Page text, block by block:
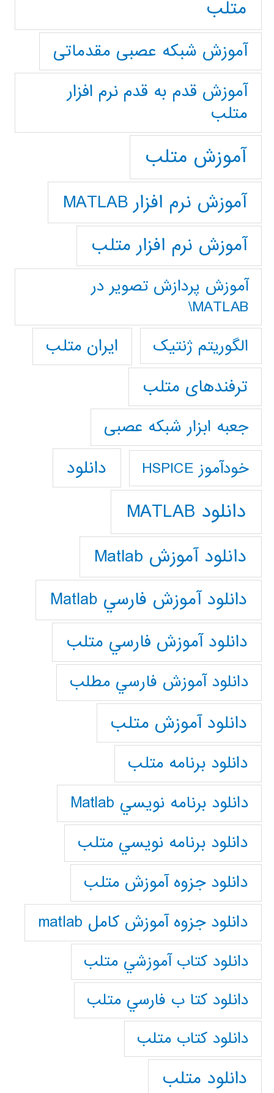
متلب
آموزش شبکه عصبی مقدماتی
آموزش قدم به قدم نرم افزار
متلب
آموزش متلب
آموزش نرم افزار MATLAB
آموزش نرم افزار متلب
آموزش پردازش تصوير در
MATLAB\
الگوریتم ژنتیک
ایران متلب
ترفندهای متلب
جعبه ابزار شبکه عصبی
خودآموز HSPICE دانلود
دانلود MATLAB
دانلود آموزش Matlab
دانلود آموزش فارسي Matlab
دانلود آموزش فارسي متلب
دانلود آموزش فارسي مطلب
دانلود آموزش متلب
دانلود برنامه متلب
دانلود برنامه نويسي Matlab
دانلود برنامه نويسي متلب
دانلود جزوه آموزش متلب
دانلود جزوه آموزش کامل matlab
دانلود كتاب آموزشي متلب
دانلود كتا ب فارسي متلب
دانلود كتاب متلب
دانلود متلب